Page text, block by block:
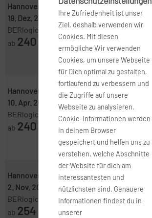
Hannover ( HAJ )-Manchester ( MAN )
19. Dez. 2026
2. Jan. 2027
BERlogic
ab 240
Hannover ( HAJ )
Manchester ( MAN )
10. Apr. 2027
11. Apr. 2027
BERlogic
ab 240
Hannover ( HAJ )-Manchester ( MAN )
2. Nov. 2026
19. Nov. 2026
BERlogic
ab 254
Ihre Zufriedenheit ist unser
Ziel, deshalb verwenden wir
Cookies. Mit diesen
ermögliche Wir verwenden
Cookies, um unsere Webseite
für Dich optimal zu gestalten,
fortlaufend zu verbessern und
die Zugriffe auf unsere
Webseite zu analysieren.
Cookie-Informationen werden
in deinem Browser
gespeichert und helfen uns zu
verstehen, welche Abschnitte
der Website für dich am
interessantesten und
nützlichsten sind. Genauere
Informationen findest du in
unserer